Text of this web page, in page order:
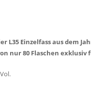
L35 Einzelfass aus dem
nur 80 Flaschen exklusiv